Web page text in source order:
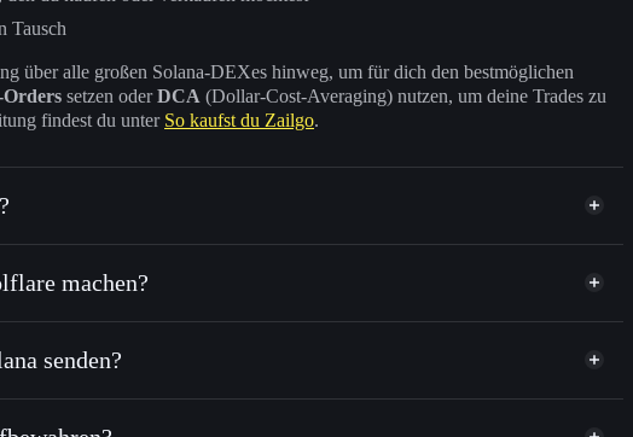
Tausch
über alle großen Solana-DEXes hinweg, um für dich den bestmöglichen
setzen oderDCA (Dollar-Cost-Averaging) nutzen, um deine Trades zu
findest du unter So kaufst du Zailgo.
machen?
SOL, USDC oder Tausende anderer Solana-Tokens mit intelligentem
senden?
Privacy Aggregator Zailgo